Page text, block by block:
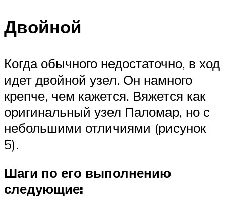
Двойной
Когда обычного недостаточно, в ход
идет двойной узел. Он намного
крепче, чем кажется. Вяжется как
оригинальный узел Паломар, но с
небольшими отличиями (рисунок
5).
Шаги по его выполнению
следующие: